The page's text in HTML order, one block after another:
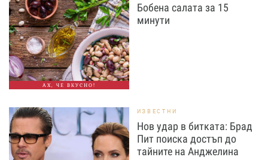
АХ, ЧЕ ВКУСНО!
Бобена салата за 15
минути
ИЗВЕСТНИ
Нов удар в битката: Брад
Пит поиска достъп до
тайните на Анджелина